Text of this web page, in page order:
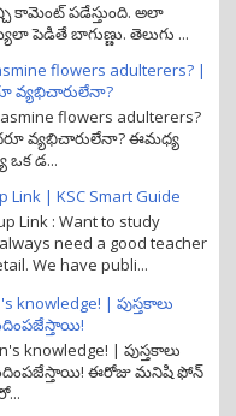
కామెంట్ పడేస్తుంది. అలా
బాగుణ్ణు. తెలుగు ...
flowers adulterers? |
వ్యభిచారులేనా?
flowers adulterers?
వ్యభిచారులేనా? ఈమధ్య
ఒక డ...
Link | KSC Smart Guide
Link : Want to study
need a good teacher
We have publi...
knowledge! | పుస్తకాలు
knowledge! | పుస్తకాలు
ఈరోజు మనిషి ఫోన్